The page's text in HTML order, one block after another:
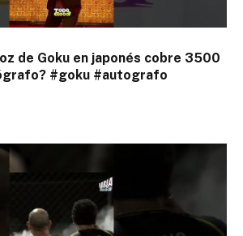
de Goku en japonés cobre 3500
#goku #autografo